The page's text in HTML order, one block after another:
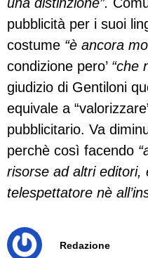
pubblicità per i suoi
costume “è ancora
condizione pero’ “che
giudizio di Gentiloni
equivale a
pubblicitario. Va
perchè così facendo
risorse ad altri editori,
telespettatore nè
Redazione